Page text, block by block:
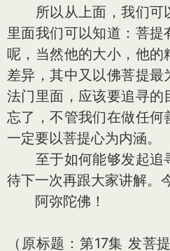
所以从上面，我们可
里面我们可以知道：菩
呢，当然他的大小，他的
差异，其中又以佛菩提
法门里面，应该要追寻的
忘了，不管我们在做任何
一定要以菩提心为内涵。
至于如何能够发起追
待下一次再跟大家讲解。
阿弥陀佛！
（原标题：第17集 发菩